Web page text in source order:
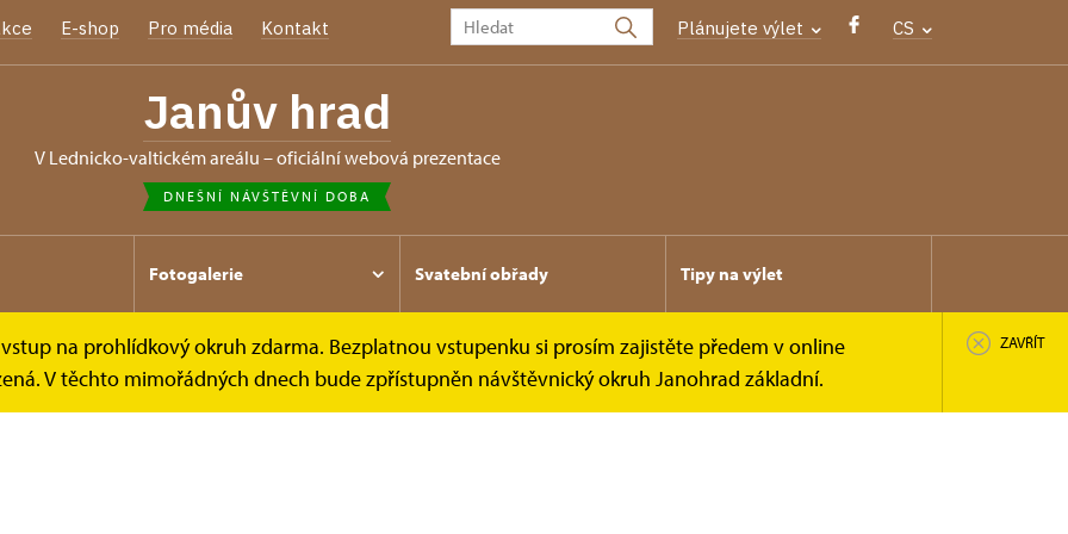
E-shop Pro média Kontakt Plánujete výlet CS
Janův hrad
v Lednicko-valtickém areálu – oficiální webová prezentace
DNEŠNÍ NÁVŠTĚVNÍ DOBA
Fotogalerie Svatební obřady Tipy na výlet
na prohlídkový okruh zdarma. Bezplatnou vstupenku si prosím zajistěte předem v online
V těchto mimořádných dnech bude zpřístupněn návštěvnický okruh Janohrad základní.
ZAVŘÍT